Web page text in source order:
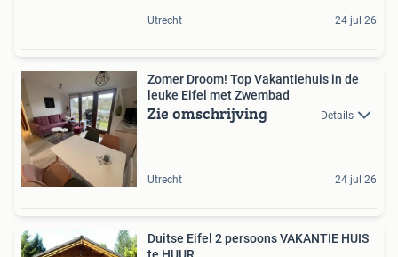
Utrecht 24 jul 26
Zomer Droom! Top Vakantiehuis in de
leuke Eifel met Zwembad
Zie omschrijving Details
Utrecht 24 jul 26
Duitse Eifel 2 persoons VAKANTIE HUIS
te HUUR